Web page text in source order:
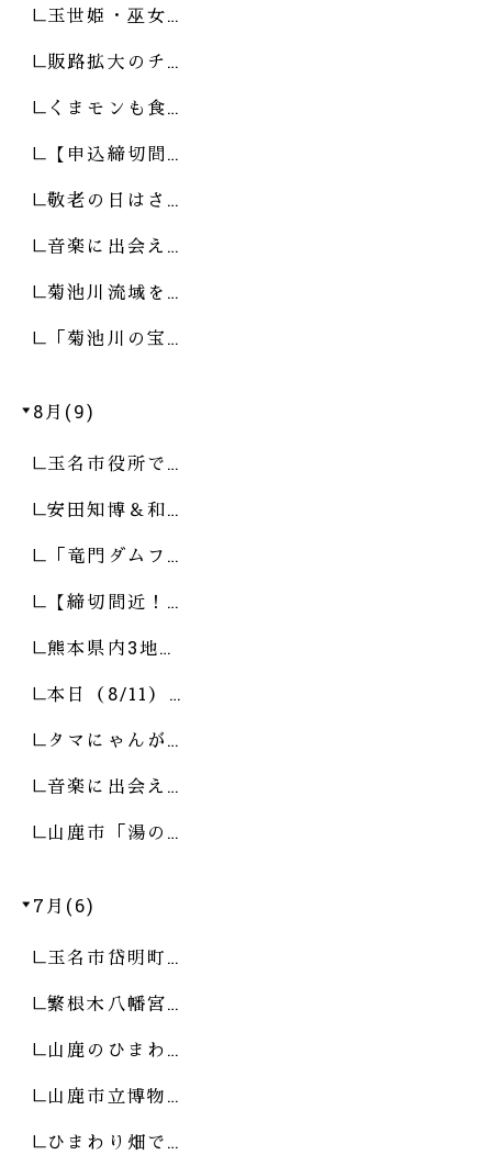
玉世姫・巫女…
販路拡大のチ…
くまモンも食…
【申込締切間…
敬老の日はさ…
音楽に出会え…
菊池川流域を…
「菊池川の宝…
8月(9)
玉名市役所で…
安田知博＆和…
「竜門ダムフ…
【締切間近！…
熊本県内3地…
本日（8/11）…
タマにゃんが…
音楽に出会え…
山鹿市「湯の…
7月(6)
玉名市岱明町…
繁根木八幡宮…
山鹿のひまわ…
山鹿市立博物…
ひまわり畑で…